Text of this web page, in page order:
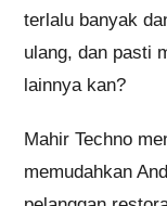
terlalu banyak
ulang, dan pasti
lainnya kan?
Mahir Techno
memudahkan